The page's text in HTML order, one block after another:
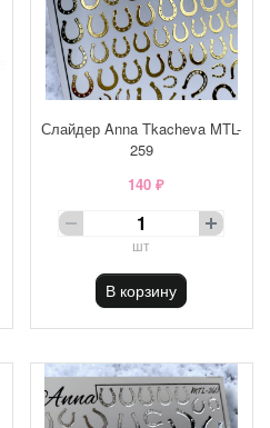
Слайдер Anna Tkacheva MTL-
259
140 ₽
шт
В корзину